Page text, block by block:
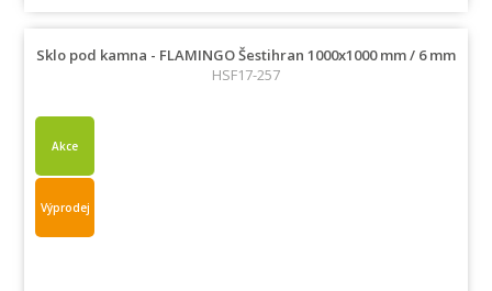
Sklo pod kamna - FLAMINGO Šestihran 1000x1000 mm / 6 mm
HSF17-257
Akce
Výprodej